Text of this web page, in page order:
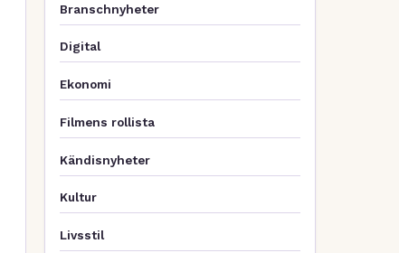
Branschnyheter
Digital
Ekonomi
Filmens rollista
Kändisnyheter
Kultur
Livsstil